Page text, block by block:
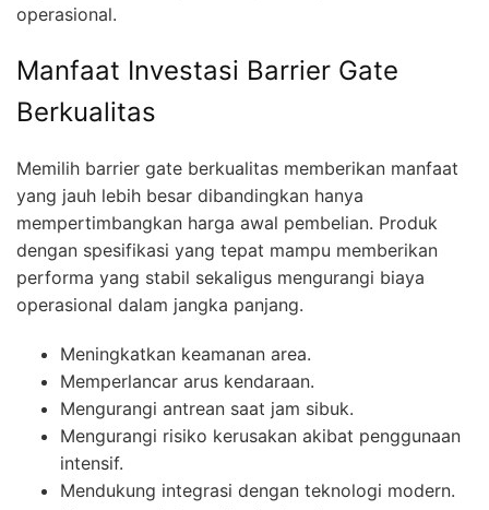
operasional.
Manfaat Investasi Barrier Gate
Berkualitas
Memilih barrier gate berkualitas memberikan manfaat
yang jauh lebih besar dibandingkan hanya
mempertimbangkan harga awal pembelian. Produk
dengan spesifikasi yang tepat mampu memberikan
performa yang stabil sekaligus mengurangi biaya
operasional dalam jangka panjang.
Meningkatkan keamanan area.
Memperlancar arus kendaraan.
Mengurangi antrean saat jam sibuk.
Mengurangi risiko kerusakan akibat penggunaan
intensif.
Mendukung integrasi dengan teknologi modern.